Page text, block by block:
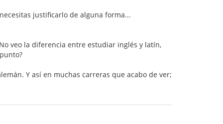
justificarlo de alguna forma...
veo la diferencia entre estudiar inglés y latín,
Y así en muchas carreras que acabo de ver;